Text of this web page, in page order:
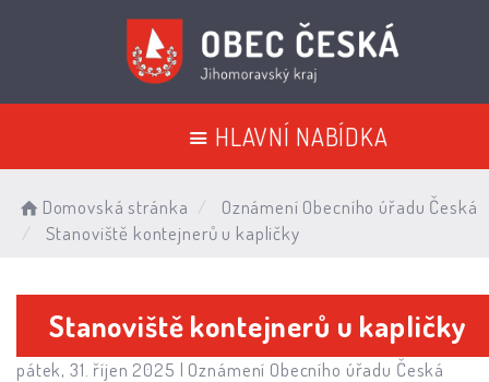
HLAVNÍ NABÍDKA
Domovská stránka
Oznámení Obecního úřadu Česká
Stanoviště kontejnerů u kapličky
Stanoviště kontejnerů u kapličky
pátek, 31. říjen 2025 | Oznámení Obecního úřadu Česká